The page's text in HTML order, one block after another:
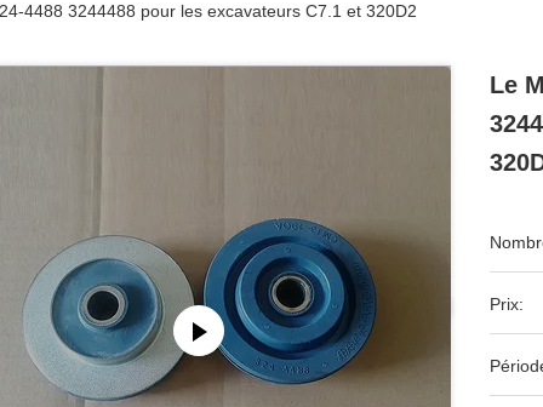
4488 3244488 pour les excavateurs C7.1 et 320D2
Le
Prix: